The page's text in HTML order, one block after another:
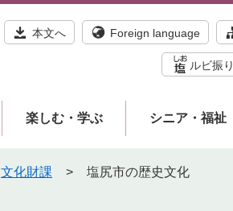
本文へ Foreign language
ルビ振り
楽しむ・学ぶ シニア・福祉
文化財課 > 塩尻市の歴史文化